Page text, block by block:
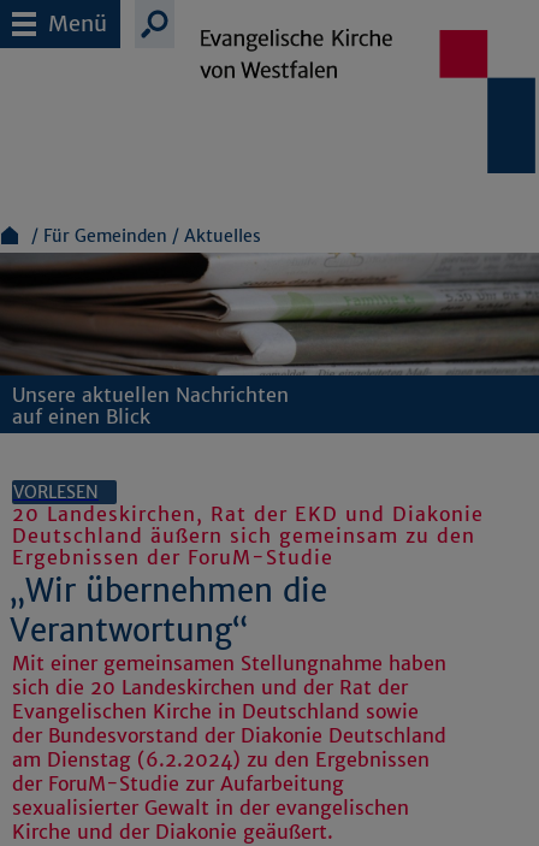
Menü
Für Gemeinden Aktuelles
Unsere aktuellen Nachrichten
auf einen Blick
VORLESEN
20 Landeskirchen, Rat der EKD und Diakonie
Deutschland äußern sich gemeinsam zu den
Ergebnissen der ForuM-Studie
„Wir übernehmen die
Verantwortung“
Mit einer gemeinsamen Stellungnahme haben
sich die 20 Landeskirchen und der Rat der
Evangelischen Kirche in Deutschland sowie
der Bundesvorstand der Diakonie Deutschland
am Dienstag (6.2.2024) zu den Ergebnissen
der ForuM-Studie zur Aufarbeitung
sexualisierter Gewalt in der evangelischen
Kirche und der Diakonie geäußert.